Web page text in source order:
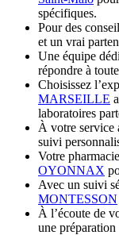
spécifiques.
Pour des
et un vrai
Une équipe
répondre à
Choisissez
MARSEILLE
laboratoires
À votre service
suivi
Votre
OYONNAX
Avec un suivi
MONTESSON
À l’écoute de
une